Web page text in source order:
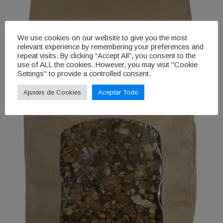
We use cookies on our website to give you the most
relevant experience by remembering your preferences and
repeat visits. By clicking “Accept All”, you consent to the
use of ALL the cookies. However, you may visit "Cookie
Settings" to provide a controlled consent.
Ajustes de Cookies Aceptar Todo